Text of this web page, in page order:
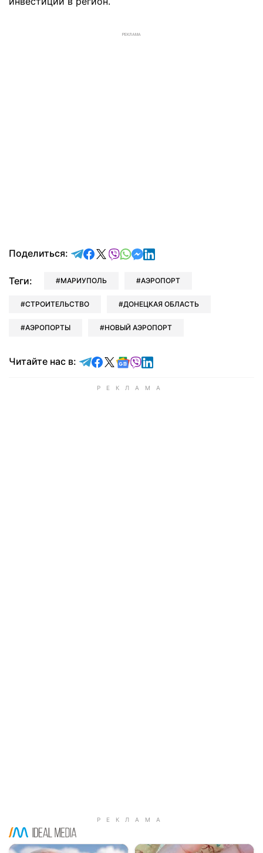
РЕКЛАМА
Поделиться: отправить в Telegram
поделиться в Facebook
поделиться в X
отправить в Viber
отправить в Whatsapp
отправить в Messenger
отправить в LinkedIn
Теги: МАРИУПОЛЬ АЭРОПОРТ
СТРОИТЕЛЬСТВО ДОНЕЦКАЯ ОБЛАСТЬ
АЭРОПОРТЫ НОВЫЙ АЭРОПОРТ
Читайте нас в: Читайте в Telegram
Читайте в Facebook
Читайте в X
Читайте в Google news
Читайте в Viber
Читайте в LinkedIn